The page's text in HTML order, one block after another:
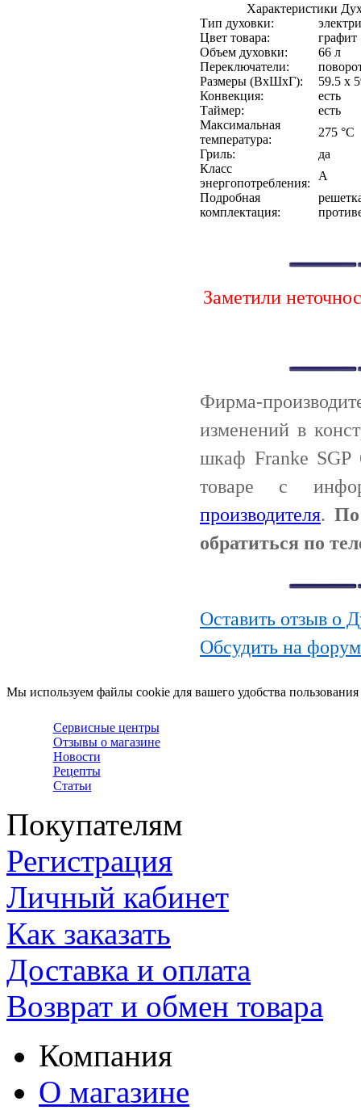
Характеристики
Тип духовки:
Цвет товара:
графит
Объем духовки:
66 л
Переключатели:
Размеры (ВхШхГ):
59.5 x
Конвекция:
есть
Таймер:
есть
Максимальная
температура:
275 °С
Гриль:
да
Класс
энергопотребления:
A
Подробная
комплектация:
Заметили
Фирма-
изменений в
шкаф Franke SGP
товаре с
производителя.
обратиться по
Оставить отзыв о
Обсудить на
Мы используем файлы cookie для вашего удобства
Сервисные центры
Отзывы о магазине
Новости
Рецепты
Статьи
Покупателям
Регистрация
Личный кабинет
Как заказать
Доставка и оплата
Возврат и обмен товара
Компания
О магазине